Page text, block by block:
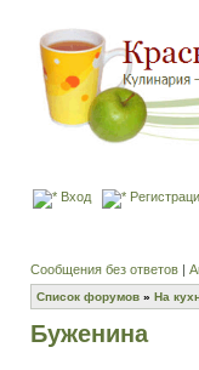
Вход
Сообщения без ответов |
Список форумов » На
Буженина